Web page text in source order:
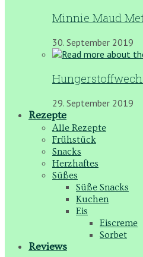
Minnie Maud
30. September 2019
29. September 2019
Rezepte
Alle Rezepte
Frühstück
Snacks
Herzhaftes
Süßes
Süße Snacks
Kuchen
Eis
Eiscreme
Sorbet
Reviews